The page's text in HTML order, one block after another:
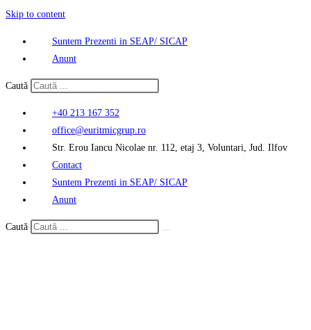
Skip to content
Suntem Prezenti in SEAP/ SICAP
Anunt
Caută
+40 213 167 352
office@euritmicgrup.ro
Str. Erou Iancu Nicolae nr. 112, etaj 3, Voluntari, Jud. Ilfov
Contact
Suntem Prezenti in SEAP/ SICAP
Anunt
Caută